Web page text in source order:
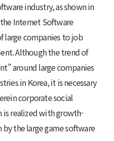
industry, as shown in
Internet Software
large companies to job
Although the trend of
around large companies
in Korea, it is necessary
corporate social
realized with growth-
the large game software